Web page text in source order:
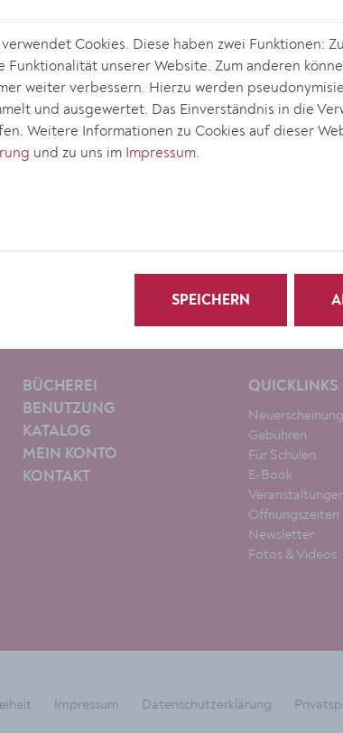
BÜCHEREI
BENUTZUNG
KATALOG
MEIN KONTO
KONTAKT
QUICKLINKS
Gebühren
Für Schulen
E-Book
Öffnungszeiten
Newsletter
Fotos & Videos
Impressum Datenschutzerklärung
Cookies. Diese haben zwei Funktionen:
unserer Website. Zum anderen
weiter verbessern. Hierzu werden
und ausgewertet. Das Einverständnis in die
Weitere Informationen zu Cookies auf dieser
und zu uns im Impressum.
SPEICHERN